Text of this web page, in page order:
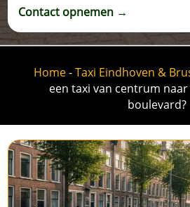
Contact opnemen →
Home-Taxi Eindhoven &
een taxi van centrum
boulevard?